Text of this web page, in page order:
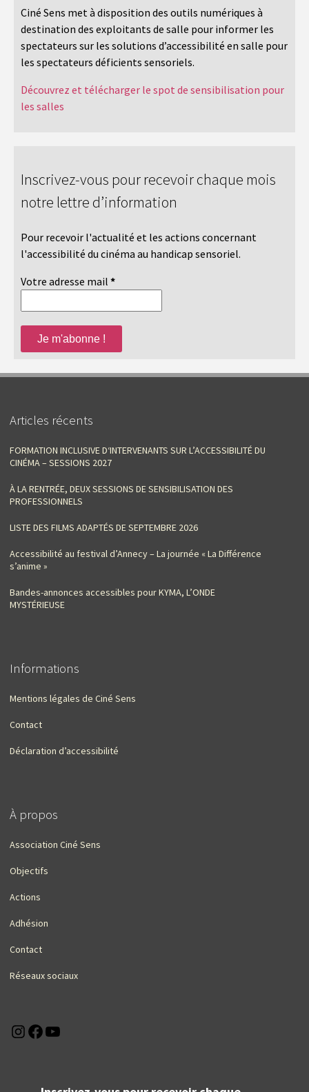
Ciné Sens met à disposition des outils numériques à
destination des exploitants de salle pour informer les
spectateurs sur les solutions d’accessibilité en salle pour
les spectateurs déficients sensoriels.
Découvrez et télécharger le spot de sensibilisation pour
les salles
Inscrivez-vous pour recevoir chaque mois
notre lettre d’information
Pour recevoir l'actualité et les actions concernant
l'accessibilité du cinéma au handicap sensoriel.
Votre adresse mail *
Articles récents
FORMATION INCLUSIVE D‘INTERVENANTS SUR L’ACCESSIBILITÉ DU
CINÉMA – SESSIONS 2027
À LA RENTRÉE, DEUX SESSIONS DE SENSIBILISATION DES
PROFESSIONNELS
LISTE DES FILMS ADAPTÉS DE SEPTEMBRE 2026
Accessibilité au festival d’Annecy – La journée « La Différence
s’anime »
Bandes-annonces accessibles pour KYMA, L’ONDE
MYSTÉRIEUSE
Informations
Mentions légales de Ciné Sens
Contact
Déclaration d’accessibilité
À propos
Association Ciné Sens
Objectifs
Actions
Adhésion
Contact
Réseaux sociaux
Instagram
Facebook